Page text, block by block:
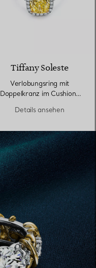
Tiffany Soleste
Verlobungsring mit
Doppelkranz im Cushion-
Diamantring in Platin
Details ansehen